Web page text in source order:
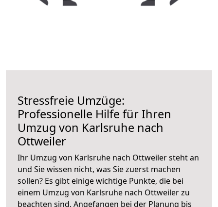
Stressfreie Umzüge:
Professionelle Hilfe für Ihren
Umzug von Karlsruhe nach
Ottweiler
Ihr Umzug von Karlsruhe nach Ottweiler steht an
und Sie wissen nicht, was Sie zuerst machen
sollen? Es gibt einige wichtige Punkte, die bei
einem Umzug von Karlsruhe nach Ottweiler zu
beachten sind. Angefangen bei der Planung bis